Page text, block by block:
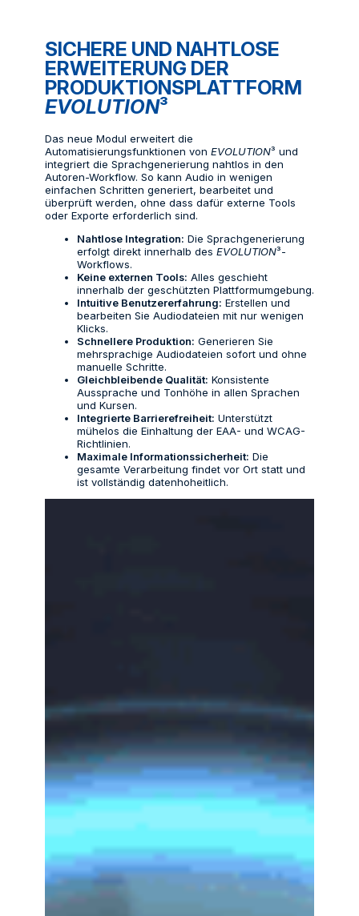
SICHERE UND NAHTLOSE
ERWEITERUNG DER
PRODUKTIONSPLATTFORM
EVOLUTION³
Das neue Modul erweitert die
Automatisierungsfunktionen von EVOLUTION³ und
integriert die Sprachgenerierung nahtlos in den
Autoren-Workflow. So kann Audio in wenigen
einfachen Schritten generiert, bearbeitet und
überprüft werden, ohne dass dafür externe Tools
oder Exporte erforderlich sind.
Nahtlose Integration: Die Sprachgenerierung
erfolgt direkt innerhalb des EVOLUTION³-
Workflows.
Keine externen Tools: Alles geschieht
innerhalb der geschützten Plattformumgebung.
Intuitive Benutzererfahrung: Erstellen und
bearbeiten Sie Audiodateien mit nur wenigen
Klicks.
Schnellere Produktion: Generieren Sie
mehrsprachige Audiodateien sofort und ohne
manuelle Schritte.
Gleichbleibende Qualität: Konsistente
Aussprache und Tonhöhe in allen Sprachen
und Kursen.
Integrierte Barrierefreiheit: Unterstützt
mühelos die Einhaltung der EAA- und WCAG-
Richtlinien.
Maximale Informationssicherheit: Die
gesamte Verarbeitung findet vor Ort statt und
ist vollständig datenhoheitlich.